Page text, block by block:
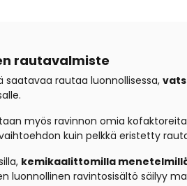
rautavalmiste
saatavaa rautaa luonnollisessa,
myös ravinnon omia
kuin pelkkä eristetty
kemikaalittomilla
luonnollinen ravintosisältö säilyy